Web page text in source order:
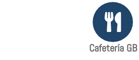
Cafetería GB